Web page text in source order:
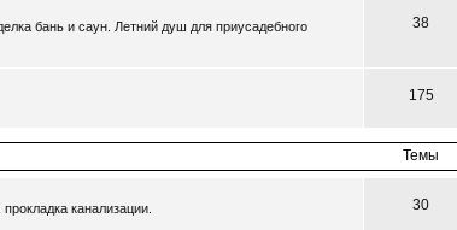
бань и саун. Летний душ для приусадебного
38
175
Темы
канализации.
30